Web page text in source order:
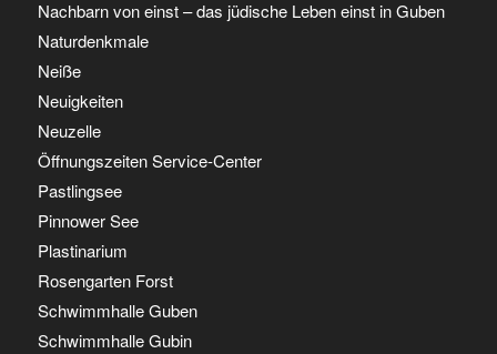
Nachbarn von einst – das jüdische Leben einst in Guben
Naturdenkmale
Neiße
Neuigkeiten
Neuzelle
Öffnungszeiten Service-Center
Pastlingsee
Pinnower See
Plastinarium
Rosengarten Forst
Schwimmhalle Guben
Schwimmhalle Gubin